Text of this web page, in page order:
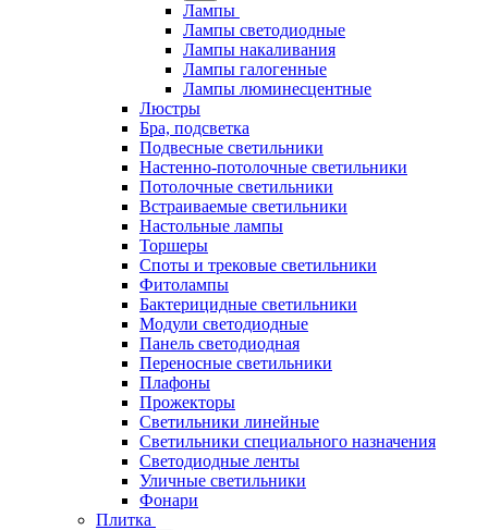
Лампы
Лампы светодиодные
Лампы накаливания
Лампы галогенные
Лампы люминесцентные
Люстры
Бра, подсветка
Подвесные светильники
Настенно-потолочные светильники
Потолочные светильники
Встраиваемые светильники
Настольные лампы
Торшеры
Споты и трековые светильники
Фитолампы
Бактерицидные светильники
Модули светодиодные
Панель светодиодная
Переносные светильники
Плафоны
Прожекторы
Светильники линейные
Светильники специального назначения
Светодиодные ленты
Уличные светильники
Фонари
Плитка